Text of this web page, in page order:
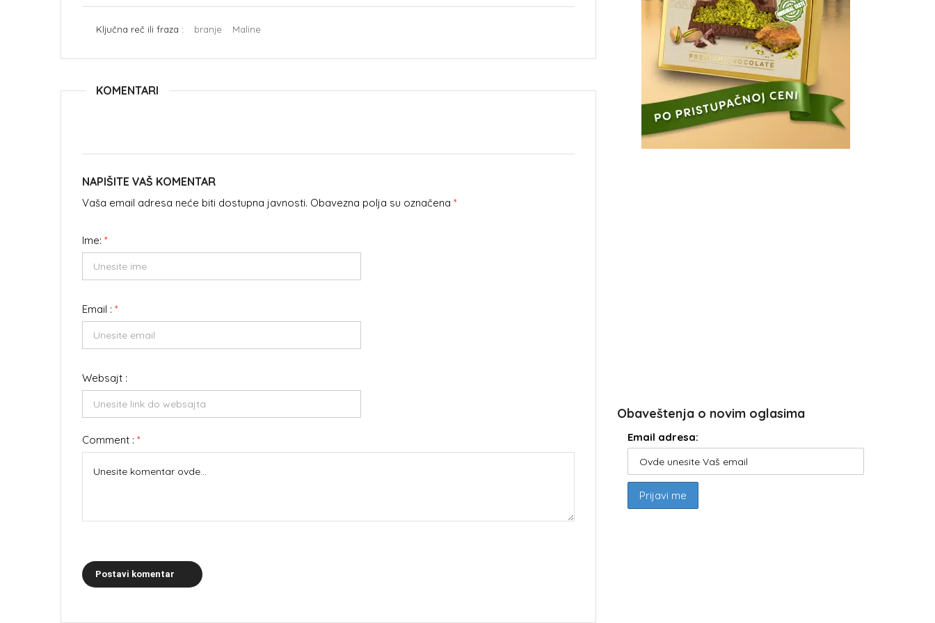
Ključna reč ili fraza : branje Maline
KOMENTARI
NAPIŠITE VAŠ KOMENTAR
Vaša email adresa neće biti dostupna javnosti. Obavezna polja su označena *
Ime: *
Email : *
Websajt :
Comment : *
Postavi komentar
Obaveštenja o novim oglasima
Email adresa: